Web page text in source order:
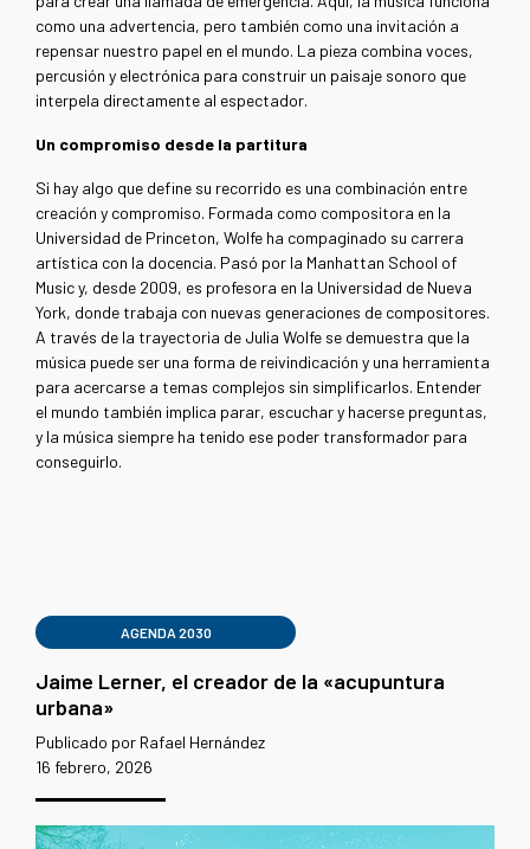
como una advertencia, pero también como una invitación a
repensar nuestro papel en el mundo. La pieza combina voces,
percusión y electrónica para construir un paisaje sonoro que
interpela directamente al espectador.
Un compromiso desde la partitura
Si hay algo que define su recorrido es una combinación entre
creación y compromiso. Formada como compositora en la
Universidad de Princeton, Wolfe ha compaginado su carrera
artística con la docencia. Pasó por la Manhattan School of
Music y, desde 2009, es profesora en la Universidad de Nueva
York, donde trabaja con nuevas generaciones de compositores.
A través de la trayectoria de Julia Wolfe se demuestra que la
música puede ser una forma de reivindicación y una herramienta
para acercarse a temas complejos sin simplificarlos. Entender
el mundo también implica parar, escuchar y hacerse preguntas,
y la música siempre ha tenido ese poder transformador para
conseguirlo.
AGENDA 2030
Jaime Lerner, el creador de la «acupuntura
urbana»
Publicado por Rafael Hernández
16 febrero, 2026